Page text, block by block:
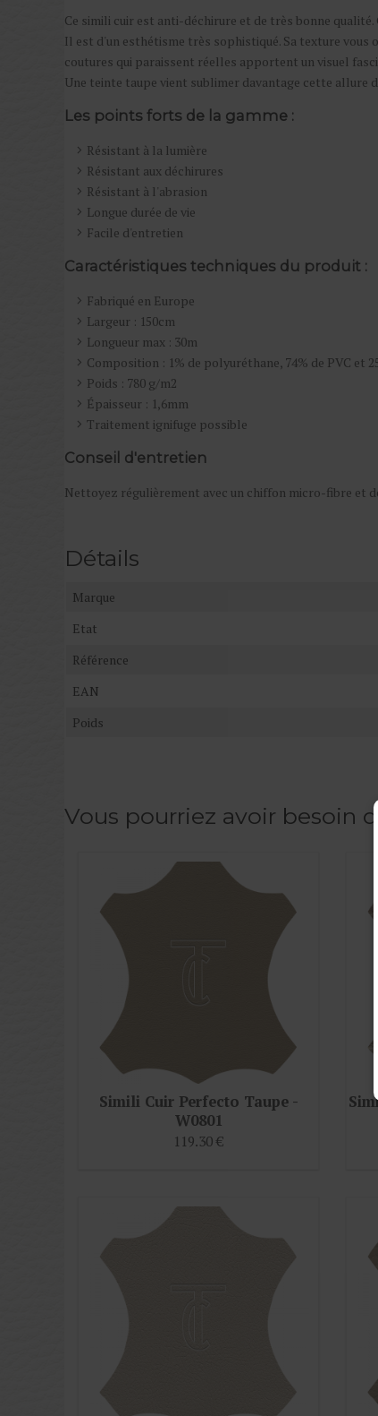
Ce simili cuir est anti-déchirure et de très bonne
Il est d'un esthétisme très sophistiqué. Sa texture vous
coutures qui paraissent réelles apportent un visuel
Une teinte taupe vient sublimer davantage cette allure
Les points forts de la gamme :
Résistant à la lumière
Résistant aux déchirures
Résistant à l'abrasion
Longue durée de vie
Facile d'entretien
Caractéristiques techniques du produit :
Fabriqué en Europe
Largeur : 150cm
Longueur max : 30m
Composition : 1% de polyuréthane, 74% de PVC et
Poids : 780 g/m2
Épaisseur : 1,6mm
Traitement ignifuge possible
Conseil d'entretien
Nettoyez régulièrement avec un chiffon micro-fibre et
Détails
Marque
Etat
Référence
EAN
Poids
Vous pourriez avoir besoin
Simili Cuir Perfecto Taupe -
W0801
119.30 €